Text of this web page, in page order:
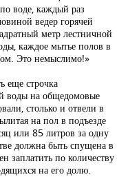
воде, каждый раз
ведер горячей
метр лестничной
каждое мытье полов в
Это немыслимо!»
еще строчка
воды на общедомовые
столько и отвели в
на пол в подъезде
или 85 литров за одну
должна быть спущена в
заплатить по количеству
на его долю.